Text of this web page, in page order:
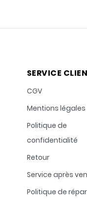
SERVICE
CGV
Mentions légales
Politique de
confidentialité
Retour
Service après
Politique de